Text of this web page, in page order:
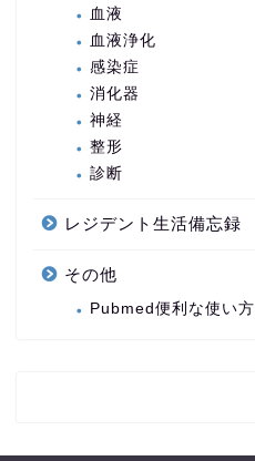
血液
血液浄化
感染症
消化器
神経
整形
診断
レジデント生活備忘録
その他
Pubmed便利な使い方